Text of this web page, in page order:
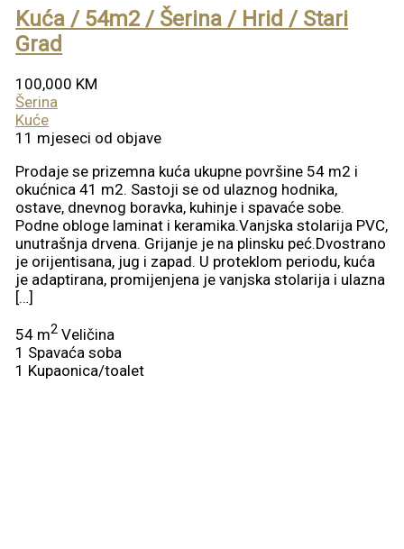
Kuća / 54m2 / Šerina / Hrid / Stari
Grad
100,000 KM
Šerina
Kuće
11 mjeseci od objave
Prodaje se prizemna kuća ukupne površine 54 m2 i
okućnica 41 m2. Sastoji se od ulaznog hodnika,
ostave, dnevnog boravka, kuhinje i spavaće sobe.
Podne obloge laminat i keramika.Vanjska stolarija PVC,
unutrašnja drvena. Grijanje je na plinsku peć.Dvostrano
je orijentisana, jug i zapad. U proteklom periodu, kuća
je adaptirana, promijenjena je vanjska stolarija i ulazna
[…]
54 m2 Veličina
1 Spavaća soba
1 Kupaonica/toalet